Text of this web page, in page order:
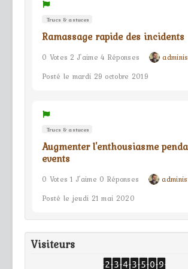
Trucs & astuces
Ramassage rapide des incidents
0 Votes 2 J'aime 4 Réponses
Posté le mardi 29 octobre 2019
Trucs & astuces
Augmenter l'enthousiasme
events
0 Votes 1 J'aime 0 Réponses
Posté le jeudi 21 mai 2020
Visiteurs